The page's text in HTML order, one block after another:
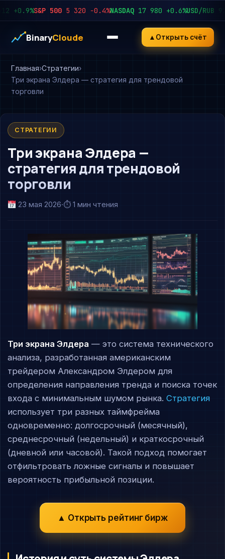
S&P 500 5 320 −0.4%NASDAQ 17 980 +0.6%USD/RUB 92.45
BinaryCloude ▲ Открыть счёт
Главная Стратегии
Три экрана Элдера — стратегия для трендовой
торговли
СТРАТЕГИИ
Три экрана Элдера —
стратегия для трендовой
торговли
23 мая 2026·⏱ 1 мин чтения
Три экрана Элдера — это система технического
анализа, разработанная американским
трейдером Александром Элдером для
определения направления тренда и поиска точек
входа с минимальным шумом рынка.Стратегия
использует три разных таймфрейма
одновременно: долгосрочный (месячный),
среднесрочный (недельный) и краткосрочный
(дневной или часовой). Такой подход помогает
отфильтровать ложные сигналы и повышает
вероятность прибыльной позиции.
▲ Открыть рейтинг бирж